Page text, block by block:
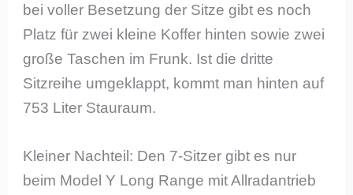
bei voller Besetzung der Sitze gibt es noch
Platz für zwei kleine Koffer hinten sowie zwei
große Taschen im Frunk. Ist die dritte
Sitzreihe umgeklappt, kommt man hinten auf
753 Liter Stauraum.
Kleiner Nachteil: Den 7-Sitzer gibt es nur
beim Model Y Long Range mit Allradantrieb